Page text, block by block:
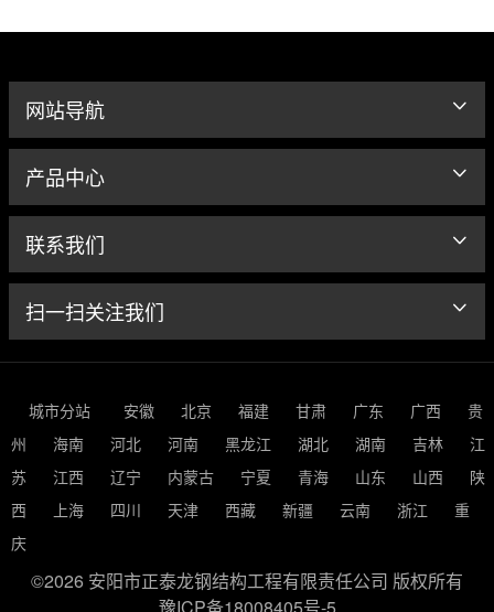
网站导航
产品中心
联系我们
扫一扫关注我们
城市分站 安徽 北京 福建 甘肃 广东 广西
贵
州
海南 河北 河南 黑龙江 湖北 湖南 吉林
江
苏
江西 辽宁 内蒙古 宁夏 青海 山东 山西
陕
西
上海 四川 天津 西藏 新疆 云南 浙江
重
庆
©2026 安阳市正泰龙钢结构工程有限责任公司 版权所有